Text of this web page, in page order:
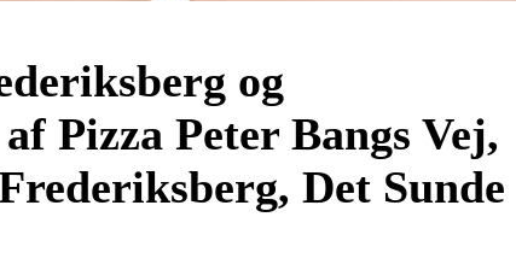
og
Pizza Peter Bangs Vej,
Det Sunde